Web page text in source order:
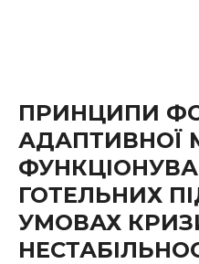
ПРИНЦИПИ
АДАПТИВНОЇ
ГОТЕЛЬНИХ
УМОВАХ